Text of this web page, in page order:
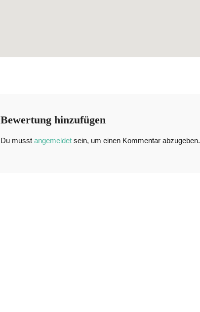
Bewertung hinzufügen
Du musst angemeldet sein, um einen Kommentar abzugeben.